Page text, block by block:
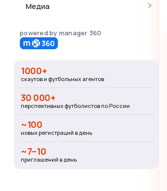
Медиа
powered by manager 360
1000+
скаутов и футбольных агентов
30 000+
перспективных футболистов по России
~100
новых регистраций в день
~7–10
приглашений в день